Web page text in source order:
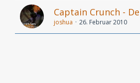
Captain Crunch -
joshua 26. Februar 2010